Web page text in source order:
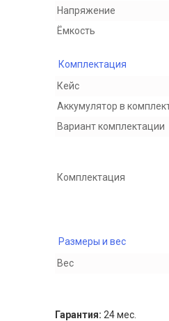
Напряжение
Ёмкость
Комплектация
Кейс
Аккумулятор в
Вариант комплектации
Комплектация
Размеры и вес
Вес
Гарантия: 24 мес.